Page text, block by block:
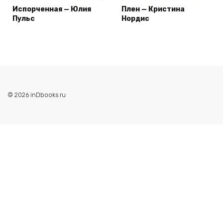
Испорченная — Юлия
Пульс
Плен — Кристина
Нордис
© 2026 inDbooks.ru